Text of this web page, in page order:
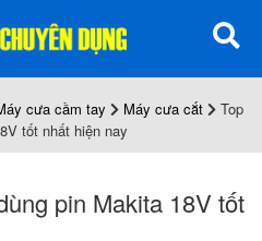
cưa cầm tay Máy cưa cắt
Top
tốt nhất hiện nay
pin Makita 18V tốt